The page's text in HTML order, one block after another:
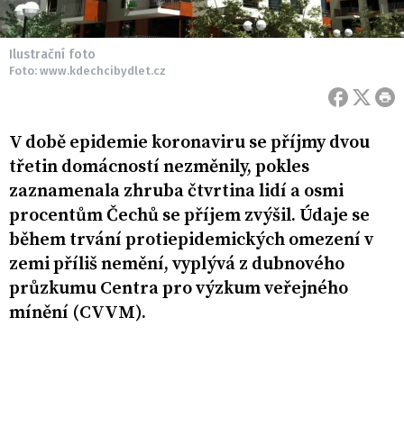
Ilustrační foto
Foto: www.kdechcibydlet.cz
V době epidemie koronaviru se příjmy dvou
třetin domácností nezměnily, pokles
zaznamenala zhruba čtvrtina lidí a osmi
procentům Čechů se příjem zvýšil. Údaje se
během trvání protiepidemických omezení v
zemi příliš nemění, vyplývá z dubnového
průzkumu Centra pro výzkum veřejného
mínění (CVVM).